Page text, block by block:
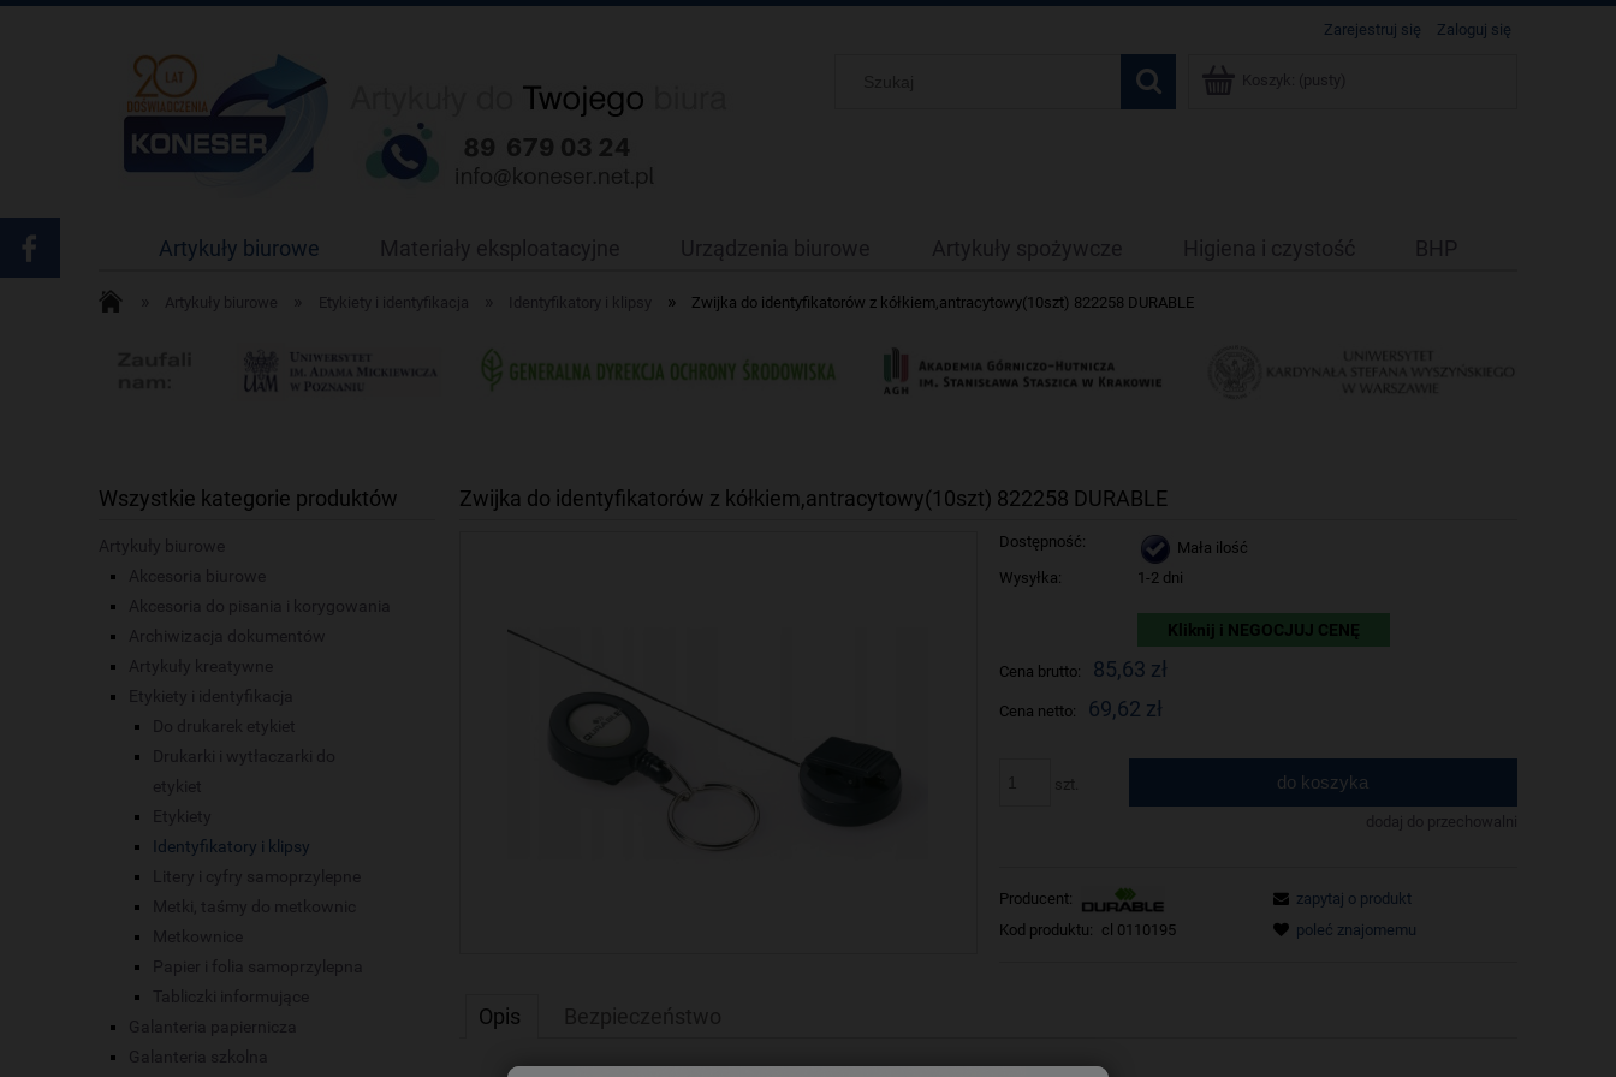
Zarejestruj się Zaloguj się
Koszyk: (pusty)
Artykuły biurowe Materiały eksploatacyjne Urządzenia biurowe Artykuły spożywcze Higiena i czystość BHP
Artykuły biurowe Etykiety i identyfikacja Identyfikatory i klipsy » Zwijka do identyfikatorów z kółkiem,antracytowy(10szt) 822258 DURABLE
Wszystkie kategorie produktów
Artykuły biurowe
Akcesoria biurowe
Akcesoria do pisania i korygowania
Archiwizacja dokumentów
Artykuły kreatywne
Etykiety i identyfikacja
Do drukarek etykiet
Drukarki i wytłaczarki do
etykiet
Etykiety
Identyfikatory i klipsy
Litery i cyfry samoprzylepne
Metki, taśmy do metkownic
Metkownice
Papier i folia samoprzylepna
Tabliczki informujące
Galanteria papiernicza
Galanteria szkolna
Zwijka do identyfikatorów z kółkiem,antracytowy(10szt) 822258 DURABLE
Dostępność:
Mała ilość
Wysyłka:
1-2 dni
Kliknij i NEGOCJUJ CENĘ
Cena brutto: 85,63 zł
Cena netto: 69,62 zł
do koszyka
dodaj do przechowalni
Producent:
Kod produktu: cl 0110195
zapytaj o produkt
poleć znajomemu
Opis